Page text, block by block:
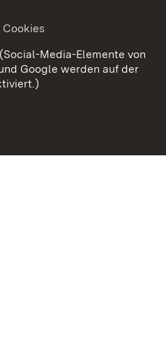
CookiesMedia-Elemente von
Google werden auf der